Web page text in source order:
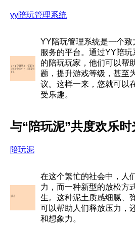
yy陪玩管理系统
YY陪玩管理系统是一个
服务的平台。通过YY陪
的陪玩玩家，他们可以帮
题，提升游戏等级，甚至
议。这样一来，您就可以
受乐趣。
与“陪玩泥”共度欢乐时
陪玩泥
在这个繁忙的社会中，人
力，而一种新型的放松方
生。这种泥土质感细腻、
可以帮助人们释放压力，
和想象力。